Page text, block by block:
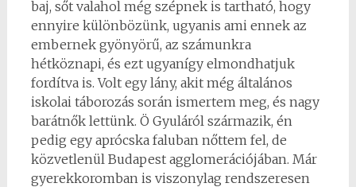
baj, sőt valahol még szépnek is tartható, hogy
ennyire különbözünk, ugyanis ami ennek az
embernek gyönyörű, az számunkra
hétköznapi, és ezt ugyanígy elmondhatjuk
fordítva is. Volt egy lány, akit még általános
iskolai táborozás során ismertem meg, és nagy
barátnők lettünk. Ö Gyuláról származik, én
pedig egy aprócska faluban nőttem fel, de
közvetlenül Budapest agglomerációjában. Már
gyerekkoromban is viszonylag rendszeresen